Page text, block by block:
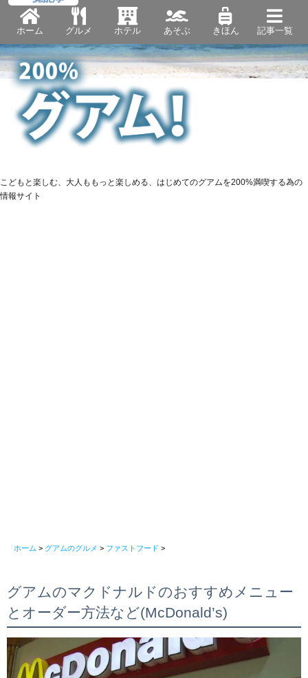
ホーム グルメ ホテル あそぶ きほん 記事一覧
こどもと楽しむ、大人ももっと楽しめる、はじめてのグアムを200%満喫する為の
情報サイト
ホーム > グアムのグルメ > ファストフード >
グアムのマクドナルドのおすすめメニュー
とオーダー方法など(McDonald’s)